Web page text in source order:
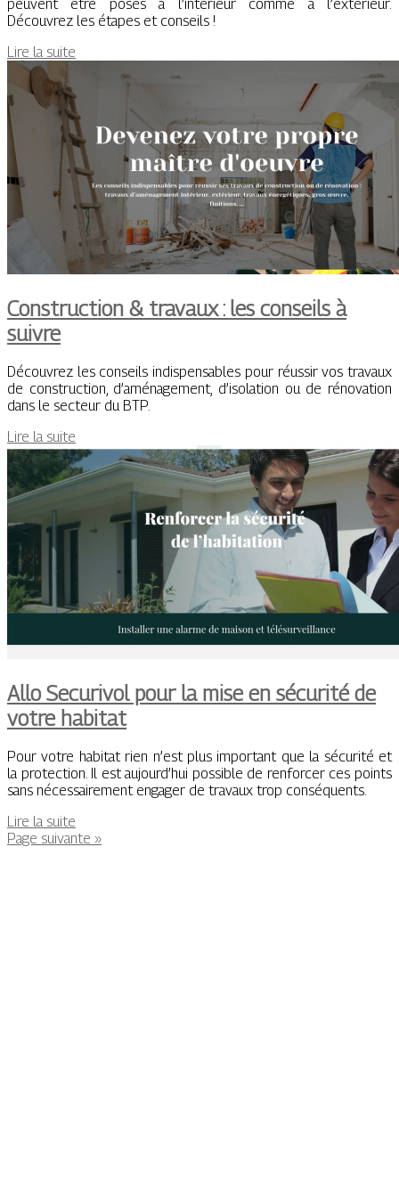
peuvent être posés à l’intérieur comme à l’extérieur.
Découvrez les étapes et conseils !
Lire la suite
Construction & travaux : les conseils à
suivre
Découvrez les conseils indispensables pour réussir vos travaux
de construction, d’aménagement, d’isolation ou de rénovation
dans le secteur du BTP.
Lire la suite
Allo Securivol pour la mise en sécurité de
votre habitat
Pour votre habitat rien n’est plus important que la sécurité et
la protection. Il est aujourd’hui possible de renforcer ces points
sans nécessairement engager de travaux trop conséquents.
Lire la suite
Page suivante »